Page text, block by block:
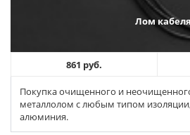
Лом кабеля
861 руб.
Покупка очищенного и
металлолом с любым типом
алюминия.